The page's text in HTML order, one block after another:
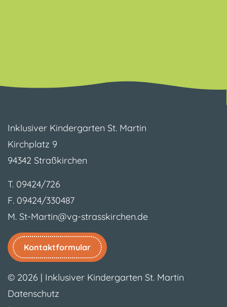
Inklusiver Kindergarten St. Martin
Kirchplatz 9
94342 Straßkirchen
T. 09424/726
F. 09424/330487
M. St-Martin@vg-strasskirchen.de
Kontaktformular
© 2026 | Inklusiver Kindergarten St. Martin
Datenschutz